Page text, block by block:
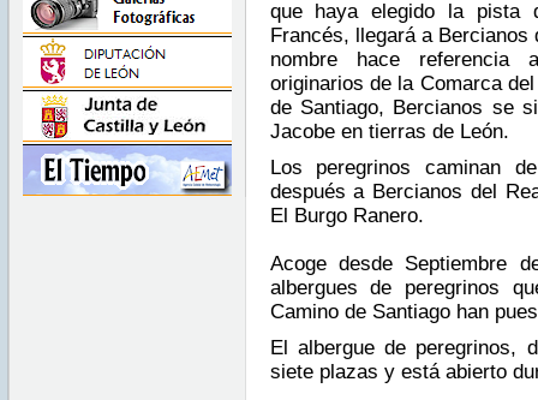
que haya elegido la pista
Francés, llegará a
nombre hace referencia
originarios de la Comarca
de Santiago, Bercianos se
Jacobe en tierras de León.
Los peregrinos caminan
después a Bercianos del
El Burgo Ranero.
Acoge desde Septiembre
albergues de peregrinos
Camino de Santiago han
El albergue de peregrinos,
siete plazas y está abierto